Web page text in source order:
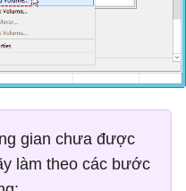
gian chưa được
làm theo các bước